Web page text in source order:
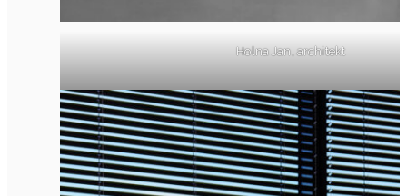
Holna Jan, architekt